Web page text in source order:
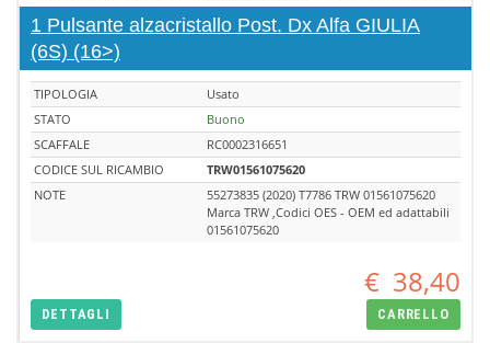
1 Pulsante alzacristallo Post. Dx Alfa GIULIA
(6S) (16>)
TIPOLOGIA
Usato
STATO
Buono
SCAFFALE
RC0002316651
CODICE SUL RICAMBIO
TRW01561075620
NOTE
55273835 (2020) T7786 TRW 01561075620
Marca TRW ,Codici OES - OEM ed adattabili
01561075620
€ 38,40
DETTAGLI CARRELLO